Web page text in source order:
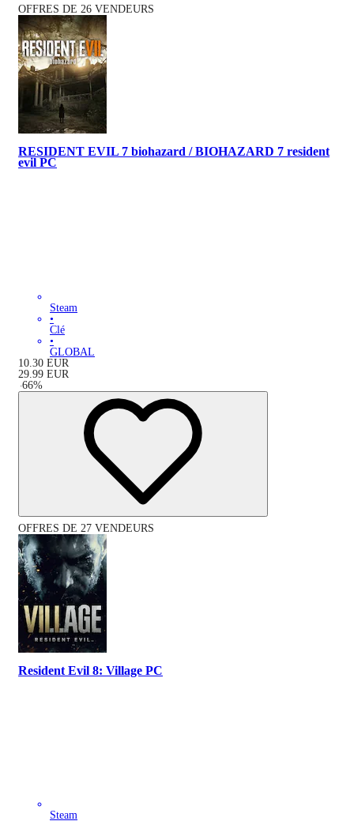
OFFRES DE 26 VENDEURS
RESIDENT EVIL 7 biohazard / BIOHAZARD 7 resident
evil PC
Steam
•
Clé
•
GLOBAL
10.30 EUR
29.99 EUR
-66%
OFFRES DE 27 VENDEURS
Resident Evil 8: Village PC
Steam